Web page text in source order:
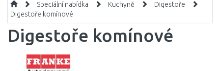
Speciální nabídka Kuchyně
Digestoře
Digestoře komínové
Digestoře komínové